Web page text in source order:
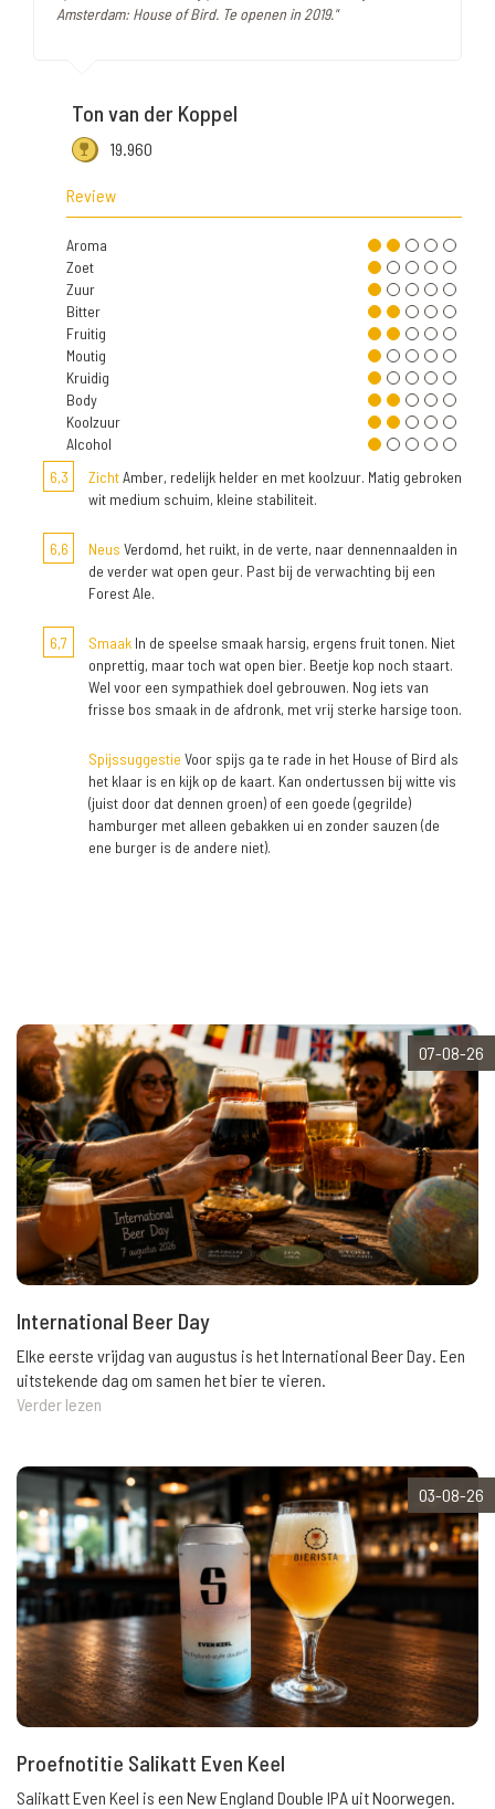
Amsterdam: House of Bird. Te openen in 2019."
Ton van der Koppel
19.960
Review
Aroma
Zoet
Zuur
Bitter
Fruitig
Moutig
Kruidig
Body
Koolzuur
Alcohol
6,3
ZichtAmber, redelijk helder en met koolzuur. Matig gebroken
wit medium schuim, kleine stabiliteit.
6,6 Neus Verdomd, het ruikt, in de verte, naar dennennaalden in
de verder wat open geur. Past bij de verwachting bij een
Forest Ale.
6,7 Smaak In de speelse smaak harsig, ergens fruit tonen. Niet
onprettig, maar toch wat open bier. Beetje kop noch staart.
Wel voor een sympathiek doel gebrouwen. Nog iets van
frisse bos smaak in de afdronk, met vrij sterke harsige toon.
Spijssuggestie Voor spijs ga te rade in het House of Bird als
het klaar is en kijk op de kaart. Kan ondertussen bij witte vis
(juist door dat dennen groen) of een goede (gegrilde)
hamburger met alleen gebakken ui en zonder sauzen (de
ene burger is de andere niet).
07-08-26
International Beer Day
Elke eerste vrijdag van augustus is het International Beer Day. Een
uitstekende dag om samen het bier te vieren.
Verder lezen
03-08-26
Proefnotitie Salikatt Even Keel
Salikatt Even Keel is een New England Double IPA uit Noorwegen.